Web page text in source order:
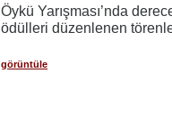
Öykü Yarışması’nda
ödülleri düzenlenen
görüntüle